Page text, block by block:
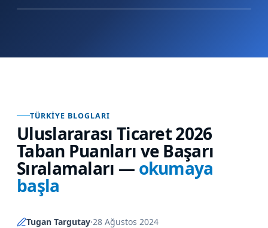
TÜRKIYE BLOGLARI
Uluslararası Ticaret 2026
Taban Puanları ve Başarı
Sıralamaları — okumaya
başla
Tugan Targutay·28 Ağustos 2024